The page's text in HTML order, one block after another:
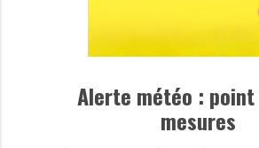
Alerte météo :
mesures